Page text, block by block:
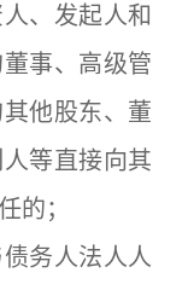
、发起人和
事、高级管
他股东、董
等直接向其
的；
务人法人人